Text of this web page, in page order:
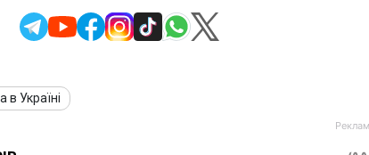
в Україні